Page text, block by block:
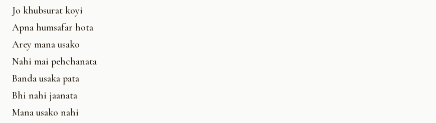
Jo khubsurat koyi
Apna humsafar hota
Arey mana usako
Nahi mai pehchanata
Banda usaka pata
Bhi nahi jaanata
Mana usako nahi